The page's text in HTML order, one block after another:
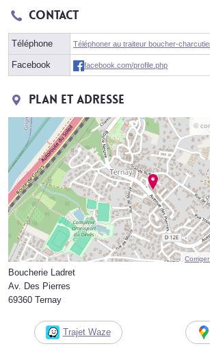
Contact
Téléphone Téléphoner au traiteur boucher-
Facebook facebook.com/profile.php
Plan et adresse
©
Boucherie Ladret
Av. Des Pierres
69360 Ternay
Trajet Waze